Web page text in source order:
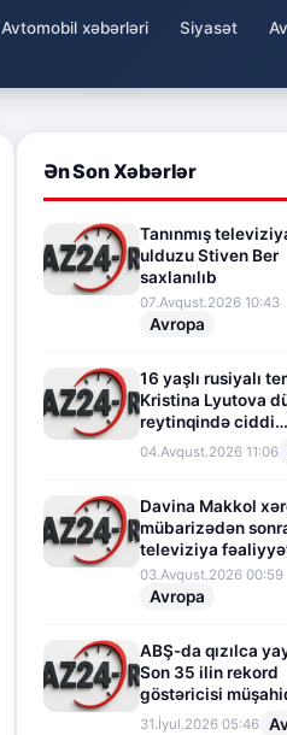
Avtomobil xəbərləri Siyasət
Ən Son Xəbərlər
Tanınmış
ulduzu Stiven Ber
saxlanılıb
07.Avqust.2026 10:43
Avropa
16 yaşlı rusiyalı
Kristina Lyutova
reytinqində ciddi
irəliləyişə imza
04.Avqust.2026 11:06
Davina Makkol
mübarizədən
televiziya
fasilə verir
03.Avqust.2026 00:59
Avropa
ABŞ-da qızılca
Son 35 ilin rekord
göstəricisi
olunur
31.İyul.2026 05:46